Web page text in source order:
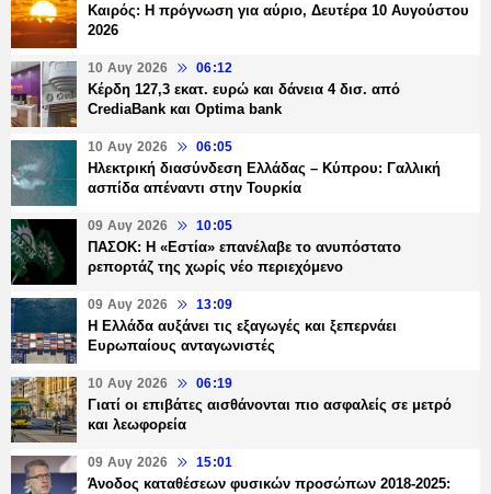
Καιρός: Η πρόγνωση για αύριο, Δευτέρα 10 Αυγούστου
2026
10 Αυγ 2026 06:12
Κέρδη 127,3 εκατ. ευρώ και δάνεια 4 δισ. από
CrediaBank και Optima bank
10 Αυγ 2026 06:05
Ηλεκτρική διασύνδεση Ελλάδας – Κύπρου: Γαλλική
ασπίδα απέναντι στην Τουρκία
09 Αυγ 2026 10:05
ΠΑΣΟΚ: Η «Εστία» επανέλαβε το ανυπόστατο
ρεπορτάζ της χωρίς νέο περιεχόμενο
09 Αυγ 2026 13:09
Η Ελλάδα αυξάνει τις εξαγωγές και ξεπερνάει
Ευρωπαίους ανταγωνιστές
10 Αυγ 2026 06:19
Γιατί οι επιβάτες αισθάνονται πιο ασφαλείς σε μετρό
και λεωφορεία
09 Αυγ 2026 15:01
Άνοδος καταθέσεων φυσικών προσώπων 2018-2025: